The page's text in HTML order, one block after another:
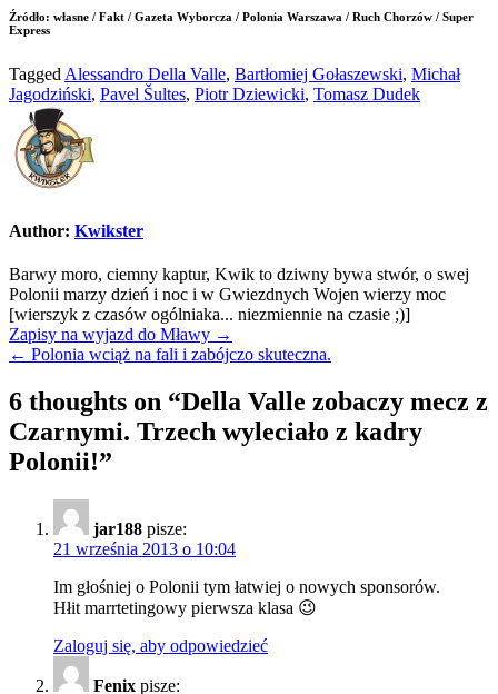
Źródło: własne / Fakt / Gazeta Wyborcza / Polonia Warszawa / Ruch Chorzów / Super
Express
Tagged Alessandro Della Valle, Bartłomiej Gołaszewski, Michał
Jagodziński, Pavel Šultes, Piotr Dziewicki, Tomasz Dudek
Author: Kwikster
Barwy moro, ciemny kaptur, Kwik to dziwny bywa stwór, o swej
Polonii marzy dzień i noc i w Gwiezdnych Wojen wierzy moc
[wierszyk z czasów ogólniaka... niezmiennie na czasie ;)]
Nawigacja
wpisu
Zapisy na wyjazd do Mławy →
← Polonia wciąż na fali i zabójczo skuteczna.
6 thoughts on “Della Valle zobaczy mecz z
Czarnymi. Trzech wyleciało z kadry
Polonii!”
jar188 pisze:
21 września 2013 o 10:04
Im głośniej o Polonii tym łatwiej o nowych sponsorów.
Hłit marrtetingowy pierwsza klasa 😉
Zaloguj się, aby odpowiedzieć
Fenix pisze: